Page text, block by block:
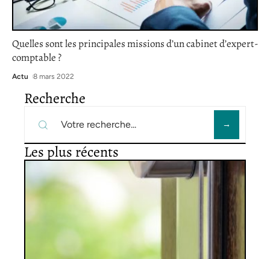
Quelles sont les principales missions d’un cabinet d’expert-
comptable ?
Actu 8 mars 2022
Recherche
Les plus récents